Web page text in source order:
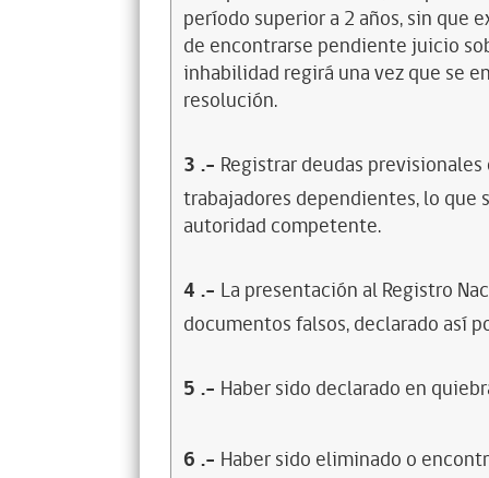
período superior a 2 años, sin que
de encontrarse pendiente juicio
inhabilidad regirá una vez que se
resolución.
3 .- Registrar deudas
trabajadores dependientes, lo
autoridad competente.
4 .- La presentación al Registro
documentos falsos, declarado así
5 .- Haber sido declarado en
6 .- Haber sido eliminado o